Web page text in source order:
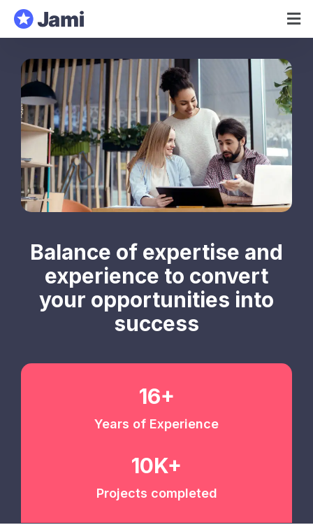
Balance of expertise and
experience to convert
your opportunities into
success
16+
Years of Experience
10K+
Projects completed